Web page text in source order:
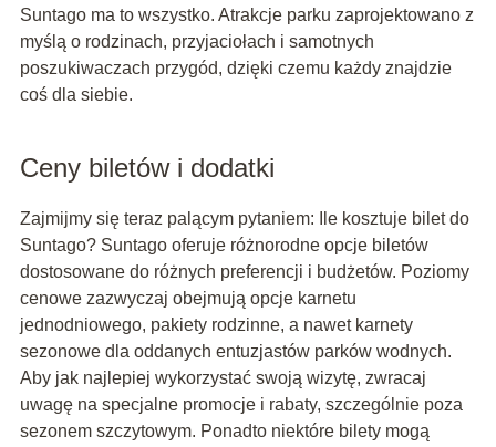
Suntago ma to wszystko. Atrakcje parku zaprojektowano z
myślą o rodzinach, przyjaciołach i samotnych
poszukiwaczach przygód, dzięki czemu każdy znajdzie
coś dla siebie.
Ceny biletów i dodatki
Zajmijmy się teraz palącym pytaniem: Ile kosztuje bilet do
Suntago? Suntago oferuje różnorodne opcje biletów
dostosowane do różnych preferencji i budżetów. Poziomy
cenowe zazwyczaj obejmują opcje karnetu
jednodniowego, pakiety rodzinne, a nawet karnety
sezonowe dla oddanych entuzjastów parków wodnych.
Aby jak najlepiej wykorzystać swoją wizytę, zwracaj
uwagę na specjalne promocje i rabaty, szczególnie poza
sezonem szczytowym. Ponadto niektóre bilety mogą